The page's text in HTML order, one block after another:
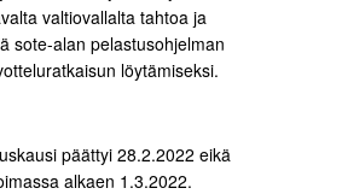
valtiovallalta tahtoa ja
sote-alan pelastusohjelman
löytämiseksi.
päättyi 28.2.2022 eikä
alkaen 1.3.2022.